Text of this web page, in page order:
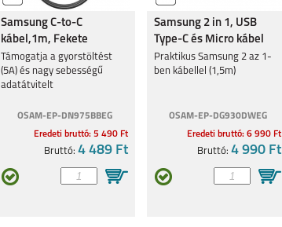
Samsung C-to-C
kábel,1m, Fekete
Támogatja a gyorstöltést
(5A) és nagy sebességű
adatátvitelt
OSAM-EP-DN975BBEG
Eredeti bruttó: 5 490 Ft
Bruttó: 4 489 Ft
Samsung 2 in 1, USB
Type-C és Micro kábel
Praktikus Samsung 2 az 1-
ben kábellel (1,5m)
OSAM-EP-DG930DWEG
Eredeti bruttó: 6 990 Ft
Bruttó: 4 990 Ft